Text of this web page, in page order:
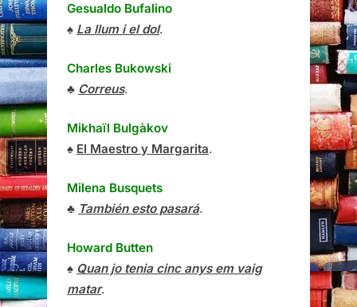
Gesualdo Bufalino
♠ La llum i el dol.
Charles Bukowski
♣ Correus.
Mikhaïl Bulgàkov
♠ El Maestro y Margarita.
Milena Busquets
♣ También esto pasará.
Howard Butten
♠ Quan jo tenia cinc anys em vaig
matar.